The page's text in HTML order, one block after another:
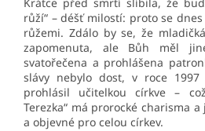
růží“ – déšť milostí: proto se
růžemi. Zdálo by se, že
zapomenuta, ale Bůh měl
svatořečena a prohlášena
slávy nebylo dost, v roce
prohlásil učitelkou církve –
Terezka“ má prorocké charisma
a objevné pro celou církev.